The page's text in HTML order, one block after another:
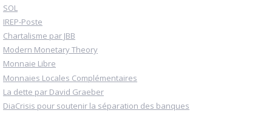
SOL
IREP-Poste
Chartalisme par JBB
Modern Monetary Theory
Monnaie Libre
Monnaies Locales Complémentaires
La dette par David Graeber
DiaCrisis pour soutenir la séparation des banques